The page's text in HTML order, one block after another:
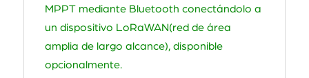
MPPT mediante Bluetooth conectándolo a
un dispositivo LoRaWAN(red de área
amplia de largo alcance), disponible
opcionalmente.